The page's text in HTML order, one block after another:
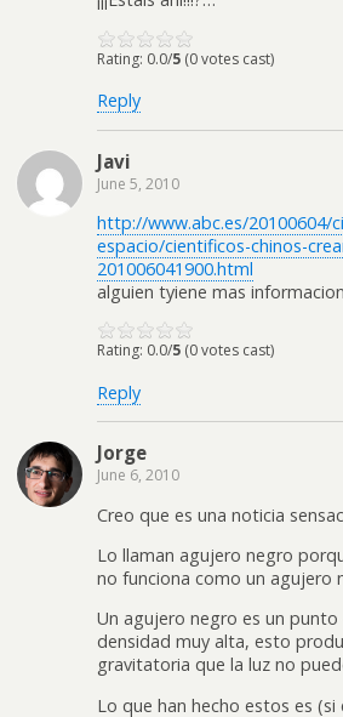
Rating: 0.0/5 (0 votes cast)
Reply
Javi
June 5, 2010
http://www.abc.es/20100604/
espacio/cientificos-chinos-
201006041900.html
alguien tyiene mas
Rating: 0.0/5 (0 votes cast)
Reply
Jorge
June 6, 2010
Creo que es una noticia
Lo llaman agujero negro
no funciona como un agujero
Un agujero negro es un punto
densidad muy alta, esto
gravitatoria que la luz no
Lo que han hecho estos es